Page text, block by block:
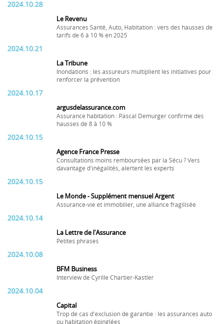
2024.10.28
Le Revenu
Assurances Santé, Auto, Habitation : vers des hausses de
tarifs de 6 à 10 % en 2025
2024.10.21
La Tribune
Inondations : les assureurs multiplient les initiatives pour
renforcer la prévention
2024.10.17
argusdelassurance.com
Assurance habitation : Pascal Demurger confirme des
hausses de 8 à 10 %
2024.10.15
Agence France Presse
Consultations moins remboursées par la Sécu ? Vers
davantage d'inégalités, alertent les experts
2024.10.15
Le Monde - Supplément mensuel Argent
Assurance-vie et immobilier, une alliance fragilisée
2024.10.14
La Lettre de l'Assurance
Petites phrases
2024.10.08
BFM Business
Interview de Cyrille Chartier-Kastler
2024.10.04
Capital
Trop de cas d'exclusion de garantie : les assurances auto
ou habitation épinglées